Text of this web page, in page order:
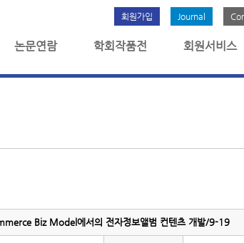
회원가입 Journal
논문연람 학회작품전 회원서비스
Biz Model에서의 전자정보앨범 컨텐츠 개발/9-19